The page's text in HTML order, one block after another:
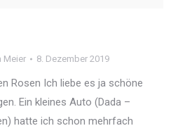
Meier 8. Dezember 2019
Rosen Ich liebe es ja schöne
Ein kleines Auto (Dada –
hatte ich schon mehrfach